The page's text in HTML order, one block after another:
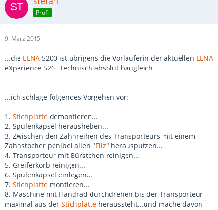
Profi
9. März 2015
...die ELNA 5200 ist übrigens die Vorläuferin der aktuellen ELNA
eXperience 520...technisch absolut baugleich...
...ich schlage folgendes Vorgehen vor:
1. Stichplatte demontieren...
2. Spulenkapsel herausheben...
3. Zwischen den Zahnreihen des Transporteurs mit einem
Zahnstocher penibel allen "Filz" herausputzen...
4. Transporteur mit Bürstchen reinigen...
5. Greiferkorb reinigen...
6. Spulenkapsel einlegen...
7. Stichplatte montieren...
8. Maschine mit Handrad durchdrehen bis der Transporteur
maximal aus der Stichplatte heraussteht...und mache davon